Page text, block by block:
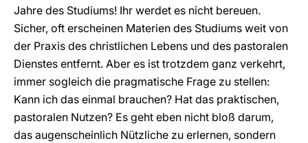
Jahre des Studiums! Ihr werdet es nicht bereuen.
Sicher, oft erscheinen Materien des Studiums weit von
der Praxis des christlichen Lebens und des pastoralen
Dienstes entfernt. Aber es ist trotzdem ganz verkehrt,
immer sogleich die pragmatische Frage zu stellen:
Kann ich das einmal brauchen? Hat das praktischen,
pastoralen Nutzen? Es geht eben nicht bloß darum,
das augenscheinlich Nützliche zu erlernen, sondern